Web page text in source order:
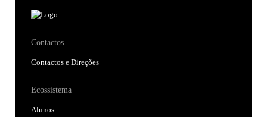
Contactos
Contactos e Direções
Ecossistema
Alunos